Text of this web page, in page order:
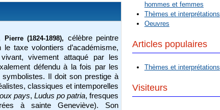
Pierre (1824-1898), célèbre peintre
le taxe volontiers d’académisme,
vivement attaqué par les
défendu à la fois par les
Il doit son prestige à
classiques et intemporelles
pays,Ludus po patria, fresques
à sainte Geneviève). Son
hommes et femmes
Thèmes et interprétations
Oeuvres
Articles populaires
Thèmes et interprétations
Visiteurs